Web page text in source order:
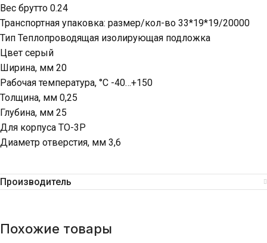
Вес брутто 0.24
Транспортная упаковка: размер/кол-во 33*19*19/20000
Тип Теплопроводящая изолирующая подложка
Цвет серый
Ширина, мм 20
Рабочая температура, °C -40…+150
Толщина, мм 0,25
Глубина, мм 25
Для корпуса ТО-3Р
Диаметр отверстия, мм 3,6
Производитель
Похожие товары